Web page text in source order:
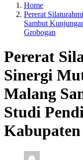
Home
Pererat
Sambut
Grobogan
Pererat
Sinergi
Malang
Studi